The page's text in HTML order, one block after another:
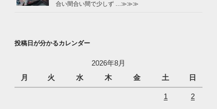
合い間合い間で少しず … ≫≫≫
投稿日が分かるカレンダー
2026年8月
月
火 水 木 金 土 日
1 2